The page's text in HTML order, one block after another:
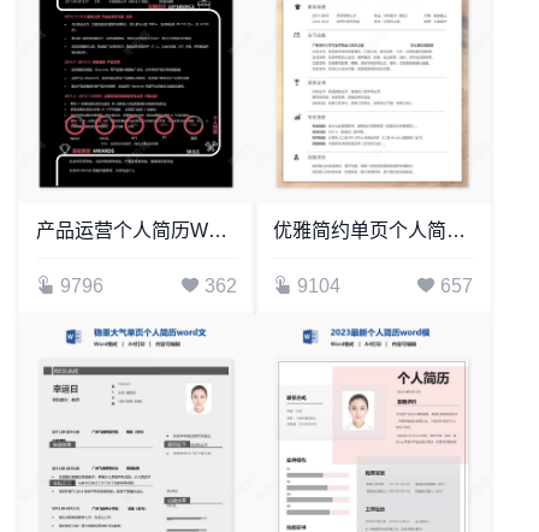
产品运营个人简历Word模板(3)
9796 362
优雅简约单页个人简历word文档(11)
9104 657